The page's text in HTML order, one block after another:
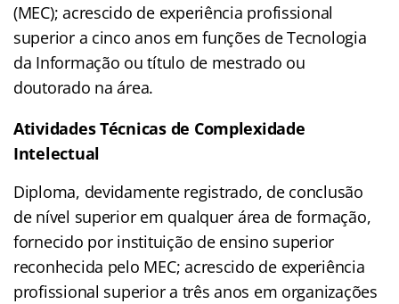
(MEC); acrescido de experiência profissional
superior a cinco anos em funções de Tecnologia
da Informação ou título de mestrado ou
doutorado na área.
Atividades Técnicas de Complexidade
Intelectual
Diploma, devidamente registrado, de conclusão
de nível superior em qualquer área de formação,
fornecido por instituição de ensino superior
reconhecida pelo MEC; acrescido de experiência
profissional superior a três anos em organizações